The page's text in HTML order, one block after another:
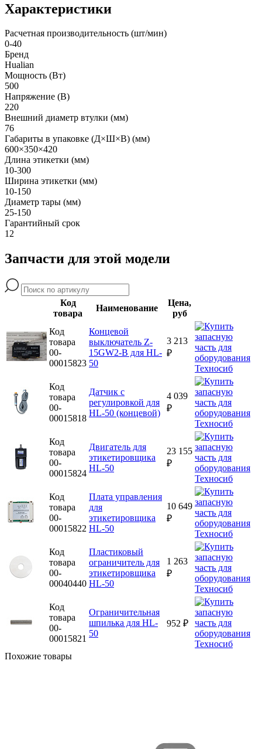
Характеристики
Расчетная производительность (шт/мин)
0-40
Бренд
Hualian
Мощность (Вт)
500
Напряжение (В)
220
Внешний диаметр втулки (мм)
76
Габариты в упаковке (Д×Ш×В) (мм)
600×350×420
Длина этикетки (мм)
10-300
Ширина этикетки (мм)
10-150
Диаметр тары (мм)
25-150
Гарантийный срок
12
Запчасти для этой модели
Код
товара
Наименование
Цена,
руб
Код
товара
00-
00015823
Концевой
выключатель Z-
15GW2-B для HL-
50
3 213
₽
Код
товара
00-
00015818
Датчик с
регулировкой для
HL-50 (концевой)
4 039
₽
Код
товара
00-
00015824
Двигатель для
этикетировщика
HL-50
23 155
₽
Код
товара
00-
00015822
Плата управления
для
этикетировщика
HL-50
10 649
₽
Код
товара
00-
00040440
Пластиковый
ограничитель для
этикетировщика
HL-50
1 263
₽
Код
товара
00-
00015821
Ограничительная
шпилька для HL-
50
952 ₽
Похожие товары